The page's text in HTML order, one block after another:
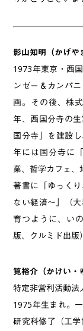
影山知明（かげや
1973年東京・西
ンゼー＆カンパ
画。その後、株
年、西国分寺の
国分寺」を建設
年には国分寺に
業、哲学カフェ、
著書に「ゆっく
ない経済〜」（
育つように、い
版、クルミド出版
筧裕介（かけい・
特定非営利活動法
1975年生まれ。
研究科修了（工